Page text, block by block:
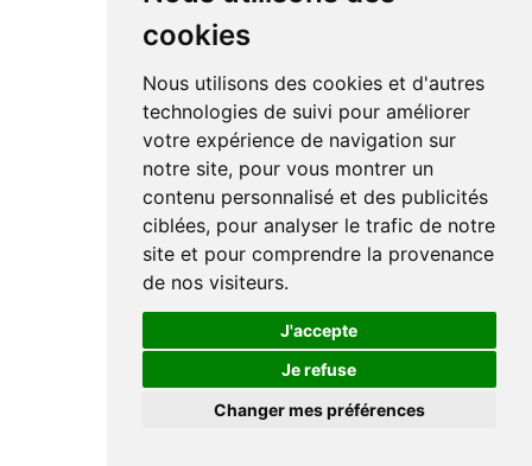
cookies
Nous utilisons des cookies et d'autres
technologies de suivi pour améliorer
votre expérience de navigation sur
notre site, pour vous montrer un
contenu personnalisé et des publicités
ciblées, pour analyser le trafic de notre
site et pour comprendre la provenance
de nos visiteurs.
J'accepte
Je refuse
Changer mes préférences